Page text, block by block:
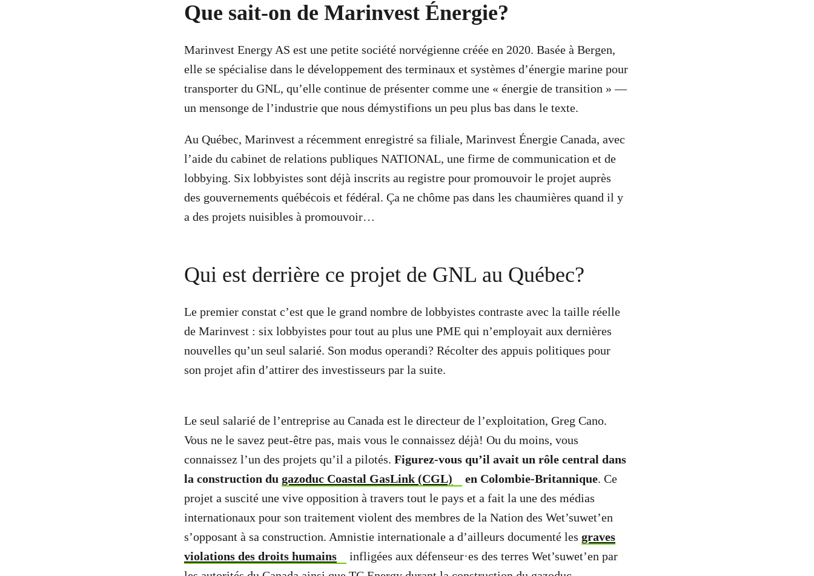
Que sait-on de Marinvest Énergie?
Marinvest Energy AS est une petite société norvégienne créée en 2020. Basée à Bergen,
elle se spécialise dans le développement des terminaux et systèmes d’énergie marine pour
transporter du GNL, qu’elle continue de présenter comme une « énergie de transition » —
un mensonge de l’industrie que nous démystifions un peu plus bas dans le texte.
Au Québec, Marinvest a récemment enregistré sa filiale, Marinvest Énergie Canada, avec
l’aide du cabinet de relations publiques NATIONAL, une firme de communication et de
lobbying. Six lobbyistes sont déjà inscrits au registre pour promouvoir le projet auprès
des gouvernements québécois et fédéral. Ça ne chôme pas dans les chaumières quand il y
a des projets nuisibles à promouvoir…
Qui est derrière ce projet de GNL au Québec?
Le premier constat c’est que le grand nombre de lobbyistes contraste avec la taille réelle
de Marinvest : six lobbyistes pour tout au plus une PME qui n’employait aux dernières
nouvelles qu’un seul salarié. Son modus operandi? Récolter des appuis politiques pour
son projet afin d’attirer des investisseurs par la suite.
Le seul salarié de l’entreprise au Canada est le directeur de l’exploitation, Greg Cano.
Vous ne le savez peut-être pas, mais vous le connaissez déjà! Ou du moins, vous
connaissez l’un des projets qu’il a pilotés. Figurez-vous qu’il avait un rôle central dans
la construction du gazoduc Coastal GasLink (CGL) en Colombie-Britannique. Ce
projet a suscité une vive opposition à travers tout le pays et a fait la une des médias
internationaux pour son traitement violent des membres de la Nation des Wet’suwet’en
s’opposant à sa construction. Amnistie internationale a d’ailleurs documenté les graves
violations des droits humains
infligées aux défenseur·es des terres Wet’suwet’en par